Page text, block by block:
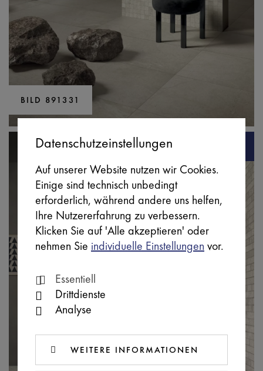
BILD 891331
Datenschutzeinstellungen
Auf unserer Website nutzen wir Cookies.
Einige sind technisch unbedingt
erforderlich, während andere uns helfen,
Ihre Nutzererfahrung zu verbessern.
Klicken Sie auf 'Alle akzeptieren' oder
nehmen Sie individuelle Einstellungen vor.
Essentiell
Drittdienste
Analyse
WEITERE INFORMATIONEN